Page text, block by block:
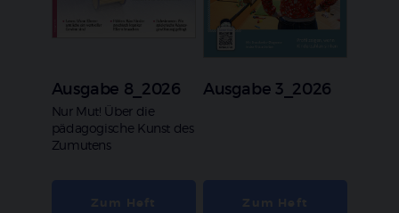
Ausgabe 8_2026
:
Nur Mut! Über die
pädagogische Kunst des
Zumutens
Ausgabe 3_2026